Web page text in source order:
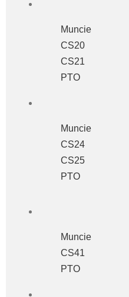
Muncie
CS20
CS21
PTO
Muncie
CS24
CS25
PTO
Muncie
CS41
PTO